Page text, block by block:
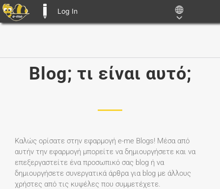
Skip
Log In
Blog; τι είναι αυτό;
Καλώς ορίσατε στην εφαρμογή e-me Blogs! Μέσα από
αυτήν την εφαρμογή μπορείτε να δημιουργήσετε και να
επεξεργαστείτε ένα προσωπικό σας blog ή να
δημιουργήσετε συνεργατικά άρθρα για blog με άλλους
χρήστες από τις κυψέλες που συμμετέχετε.